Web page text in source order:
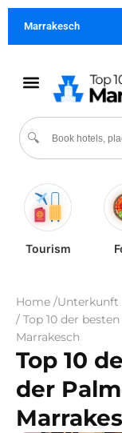
Marrakesch
🔍
Tourism
Home /Unterkunft
/ Top 10 der
Marrakesch
Top 10
der